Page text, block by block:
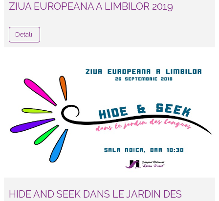
ZIUA EUROPEANA A LIMBILOR 2019
Detalii
HIDE AND SEEK DANS LE JARDIN DES